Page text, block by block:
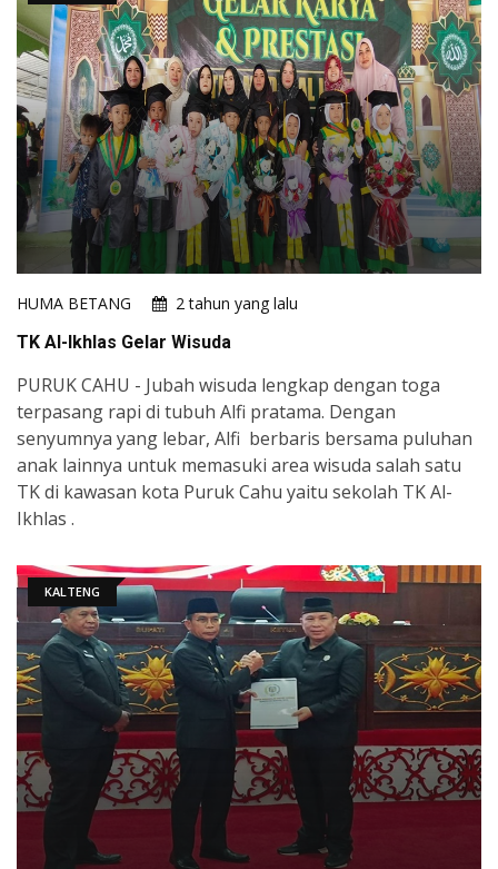
HUMA BETANG
2 tahun yang lalu
TK Al-Ikhlas Gelar Wisuda
PURUK CAHU - Jubah wisuda lengkap dengan toga
terpasang rapi di tubuh Alfi pratama. Dengan
senyumnya yang lebar, Alfi berbaris bersama puluhan
anak lainnya untuk memasuki area wisuda salah satu
TK di kawasan kota Puruk Cahu yaitu sekolah TK Al-
Ikhlas .
KALTENG